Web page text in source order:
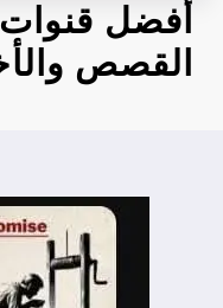
أفضل قنوات
القصص